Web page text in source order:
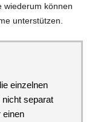
wiederum können
unterstützen.
einzelnen
nicht separat
einen